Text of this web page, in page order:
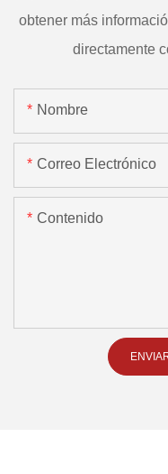
obtener más
directamente
Nombre
Correo Electrónico
Contenido